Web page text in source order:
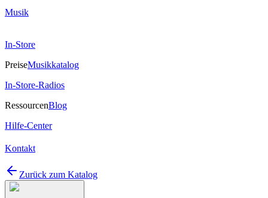
Musik
In-Store
PreiseMusikkatalog
In-Store-Radios
RessourcenBlog
Hilfe-Center
Kontakt
Zurück zum Katalog